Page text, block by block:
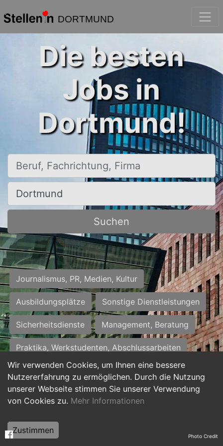
DORTMUND
Wir verwenden Cookies, um Ihnen eine bessere
Nutzererfahrung zu ermöglichen. Durch die Nutzung
unserer Webseite stimmen Sie unserer Verwendung
von Cookies zu. Mehr Informationen
Zustimmen
Die besten
Jobs in
Dortmund!
Beruf, Fachrichtung, Firma
Ort, Stadt
Suchen
Journalismus, PR, Medien, Kultur
Ausbildungsplätze Sonstige Dienstleistungen
Sicherheitsdienste Management, Beratung
Praktika, Werkstudenten, Abschlussarbeiten
Personalwesen Assistenz, Sekretariat
Hilfskräfte, Aushilfs- und Nebenjobs
Weiterbildung, Studium, duale Ausbildung Photo Credit